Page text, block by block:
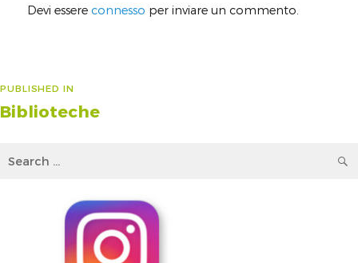
Devi essereconnesso per inviare un commento.
Navigazione
articoli
PUBLISHED IN
Biblioteche